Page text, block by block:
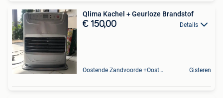
Qlima Kachel + Geurloze Brandstof
€ 150,00 Details
Oostende Zandvoorde +Oostende Gisteren